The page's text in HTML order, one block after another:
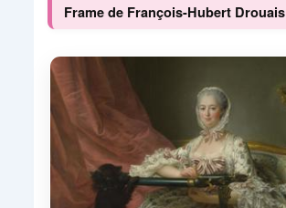
Frame de François-Hubert Drouais